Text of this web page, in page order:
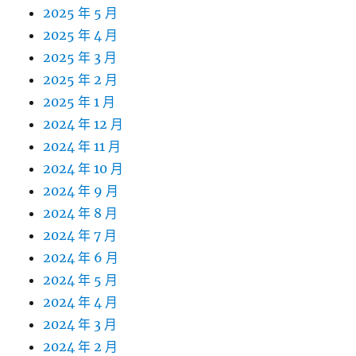
2025 年 5 月
2025 年 4 月
2025 年 3 月
2025 年 2 月
2025 年 1 月
2024 年 12 月
2024 年 11 月
2024 年 10 月
2024 年 9 月
2024 年 8 月
2024 年 7 月
2024 年 6 月
2024 年 5 月
2024 年 4 月
2024 年 3 月
2024 年 2 月